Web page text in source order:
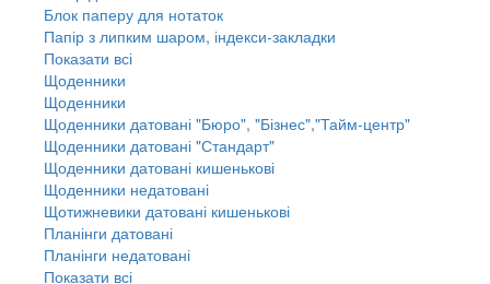
Блок паперу для нотаток
Папір з липким шаром, індекси-закладки
Показати всі
Щоденники
Щоденники
Щоденники датовані "Бюро", "Бізнес","Тайм-центр"
Щоденники датовані "Стандарт"
Щоденники датовані кишенькові
Щоденники недатовані
Щотижневики датовані кишенькові
Планінги датовані
Планінги недатовані
Показати всі